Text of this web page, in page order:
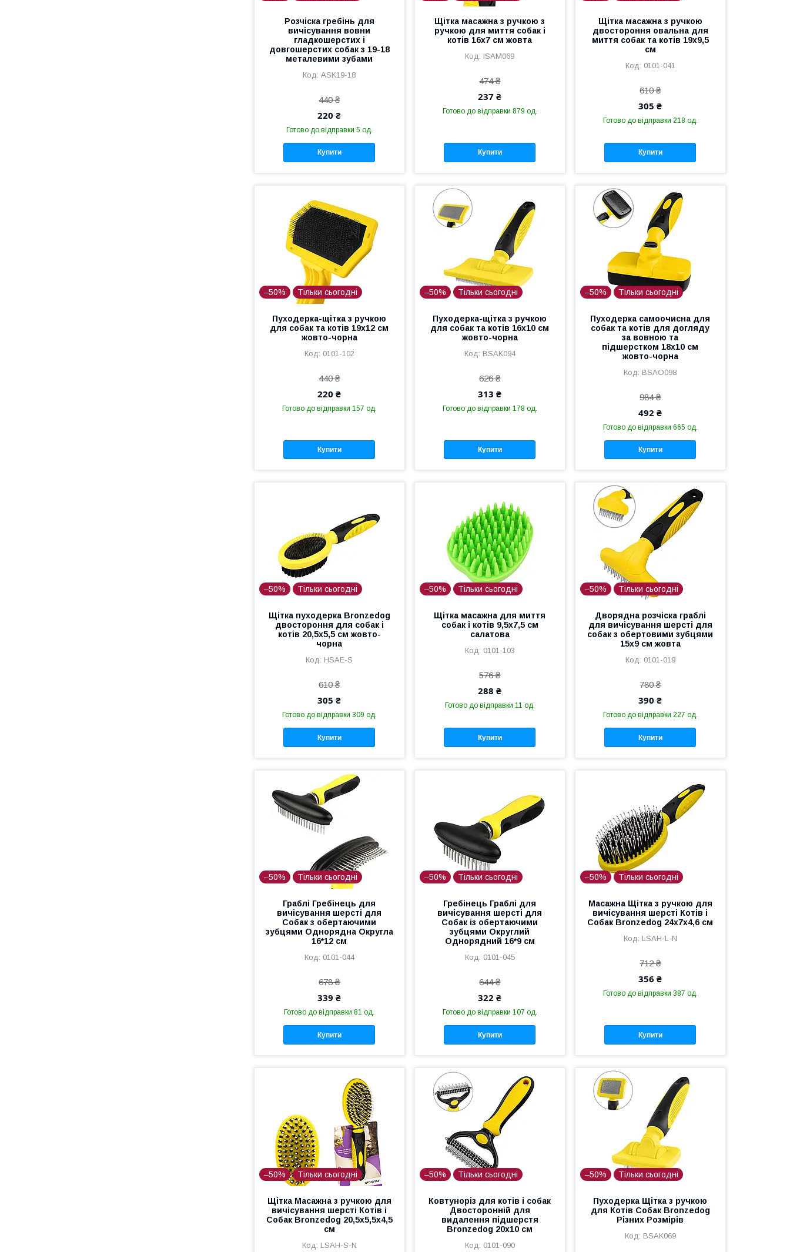
Розчіска гребінь для
вичісування вовни
гладкошерстих і
довгошерстих собак з 19-18
металевими зубами
ASK19-18
440 ₴
220 ₴
Готово до відправки 5 од.
Купити
Щітка масажна з ручкою з
ручкою для миття собак і
котів 16x7 см жовта
ISAM069
474 ₴
237 ₴
Готово до відправки 879 од.
Купити
Щітка масажна з ручкою
двостороння овальна для
миття собак та котів 19х9,5
см
0101-041
610 ₴
305 ₴
Готово до відправки 218 од.
Купити
–50% Тільки сьогодні
Пуходерка-щітка з ручкою
для собак та котів 19х12 см
жовто-чорна
0101-102
440 ₴
220 ₴
Готово до відправки 157 од.
Купити
–50% Тільки сьогодні
Пуходерка-щітка з ручкою
для собак та котів 16х10 см
жовто-чорна
BSAK094
626 ₴
313 ₴
Готово до відправки 178 од.
Купити
–50% Тільки сьогодні
Пуходерка самоочисна для
собак та котів для догляду
за вовною та
підшерстком 18х10 см
жовто-чорна
BSAO098
984 ₴
492 ₴
Готово до відправки 665 од.
Купити
–50% Тільки сьогодні
Щітка пуходерка Bronzedog
двостороння для собак і
котів 20,5х5,5 см жовто-
чорна
HSAE-S
610 ₴
305 ₴
Готово до відправки 309 од.
Купити
–50% Тільки сьогодні
Щітка масажна для миття
собак і котів 9,5x7,5 см
салатова
0101-103
576 ₴
288 ₴
Готово до відправки 11 од.
Купити
–50% Тільки сьогодні
Дворядна розчіска граблі
для вичісування шерсті для
собак з обертовими зубцями
15х9 см жовта
0101-019
780 ₴
390 ₴
Готово до відправки 227 од.
Купити
–50% Тільки сьогодні
Граблі Гребінець для
вичісування шерсті для
Собак з обертаючими
зубцями Однорядна Округла
16*12 см
0101-044
678 ₴
339 ₴
Готово до відправки 81 од.
Купити
–50% Тільки сьогодні
Гребінець Граблі для
вичісування шерсті для
Собак із обертаючими
зубцями Округлий
Однорядний 16*9 см
0101-045
644 ₴
322 ₴
Готово до відправки 107 од.
Купити
–50% Тільки сьогодні
Масажна Щітка з ручкою для
вичісування шерсті Котів і
Собак Bronzedog 24х7х4,6 см
LSAH-L-N
712 ₴
356 ₴
Готово до відправки 387 од.
Купити
–50% Тільки сьогодні
Щітка Масажна з ручкою для
вичісування шерсті Котів і
Собак Bronzedog 20,5х5,5х4,5
см
LSAH-S-N
–50% Тільки сьогодні
Ковтуноріз для котів і собак
Двосторонній для
видалення підшерстя
Bronzedog 20х10 см
0101-090
–50% Тільки сьогодні
Пуходерка Щітка з ручкою
для Котів Собак Bronzedog
Різних Розмірів
BSAK069